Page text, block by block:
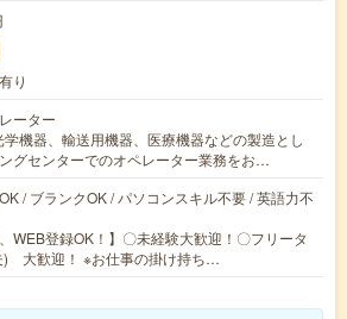
り
ーター
機器、輸送用機器、医療機器などの製造とし
グセンターでのオペレーター業務をお…
/ ブランクOK / パソコンスキル不要 / 英語力不
、WEB登録OK！】〇未経験大歓迎！〇フリータ
) 大歓迎！ ※お仕事の掛け持ち…